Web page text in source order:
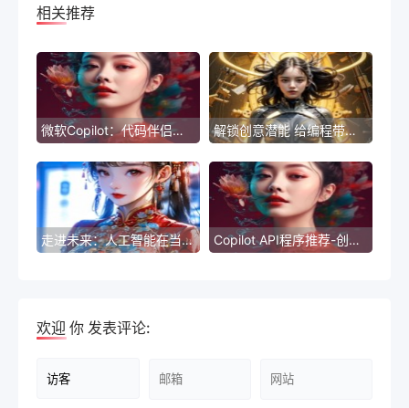
相关推荐
微软Copilot：代码伴侣，智能编程新助手 解锁创意潜能 给编程带来新体验
走进未来：人工智能在当代艺术中的创新应用 Copilot API程序推荐-创新方法实现标题重写
欢迎 你 发表评论: